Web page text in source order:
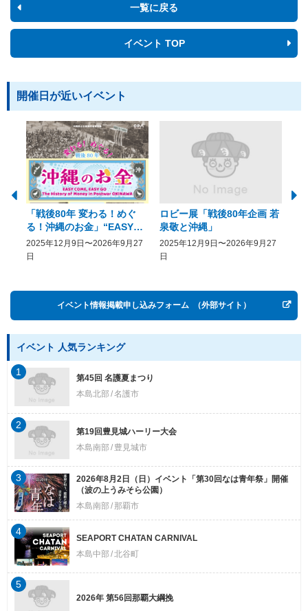
一覧に戻る
イベント TOP
開催日が近いイベント
「戦後80年 変わる！めぐ
る！沖縄のお金」“EASY
COME, EASY GO － The
History of Money in
2025年12月9日〜2026年9月27
日
ロビー展「戦後80年企画 若
泉敬と沖縄」
2025年12月9日〜2026年9月27
日
イベント情報掲載申し込みフォーム （外部サイト）
イベント 人気ランキング
第45回 名護夏まつり
本島北部 名護市
1
第19回豊見城ハーリー大会
本島南部
豊見城市
2
2026年8月2日（日）イベント「第30回なは青年祭」開催
（波の上うみそら公園）
本島南部
那覇市
3
SEAPORT CHATAN CARNIVAL
本島中部 北谷町
4
2026年 第56回那覇大綱挽
5